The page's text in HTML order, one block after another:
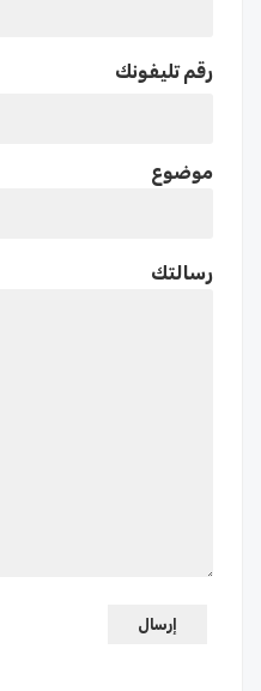
رقم تليفونك
موضوع
رسالتك